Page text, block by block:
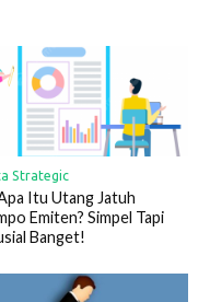
Strategic
Itu Utang Jatuh
Emiten? Simpel Tapi
Banget!